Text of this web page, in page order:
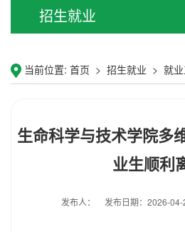
招生就业
当前位置: 首页 > 招生就业 > 就
生命科学与技术学院多
业生顺利
发布人： 发布日期：2026-04-